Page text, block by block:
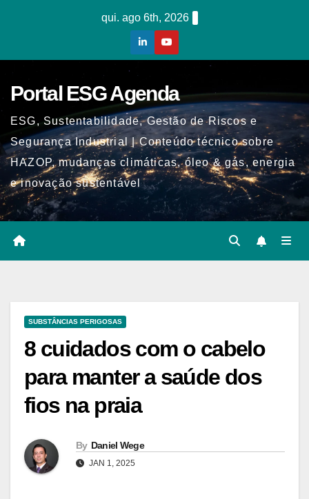
qui. ago 6th, 2026
Portal ESG Agenda
ESG, Sustentabilidade, Gestão de Riscos e
Segurança Industrial | Conteúdo técnico sobre
HAZOP, mudanças climáticas, óleo & gás, energia
e inovação sustentável
SUBSTÂNCIAS PERIGOSAS
8 cuidados com o cabelo
para manter a saúde dos
fios na praia
By Daniel Wege
JAN 1, 2025